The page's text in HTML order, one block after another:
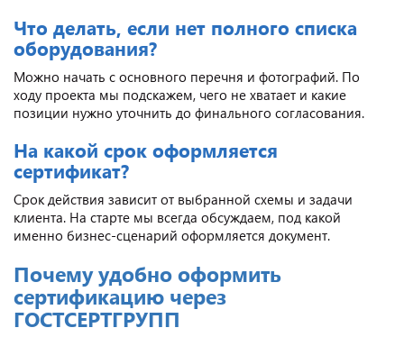
Что делать, если нет полного списка
оборудования?
Можно начать с основного перечня и фотографий. По
ходу проекта мы подскажем, чего не хватает и какие
позиции нужно уточнить до финального согласования.
На какой срок оформляется
сертификат?
Срок действия зависит от выбранной схемы и задачи
клиента. На старте мы всегда обсуждаем, под какой
именно бизнес-сценарий оформляется документ.
Почему удобно оформить
сертификацию через
ГОСТСЕРТГРУПП